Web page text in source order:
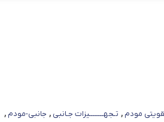
مودم , تـجهــــــــیزات جـانبی , جانبی-مودم ,